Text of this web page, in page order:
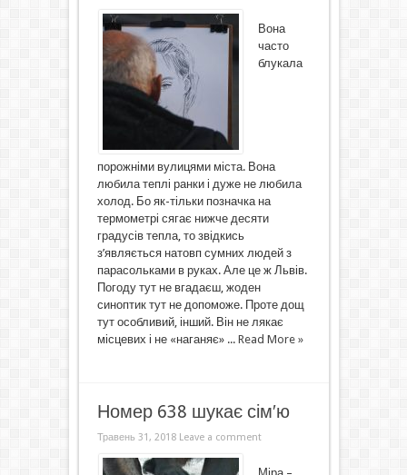
Вона
часто
блукала
порожніми вулицями міста. Вона
любила теплі ранки і дуже не любила
холод. Бо як-тільки позначка на
термометрі сягає нижче десяти
градусів тепла, то звідкись
з’являється натовп сумних людей з
парасольками в руках. Але це ж Львів.
Погоду тут не вгадаєш, жоден
синоптик тут не допоможе. Проте дощ
тут особливий, інший. Він не лякає
місцевих і не «наганяє» ... Read More »
Номер 638 шукає сім′ю
Травень 31, 2018 Leave a comment